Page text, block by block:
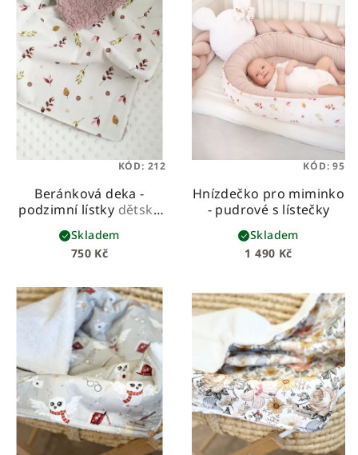
Beránková deka -
podzimní lístky dětská
beránková deka z
prémiové bavlny a
hebkého beránka
750 Kč
Skladem
KÓD: 212
Hnízdečko pro miminko
- pudrové s lístečky
1 490 Kč
Skladem
KÓD:95